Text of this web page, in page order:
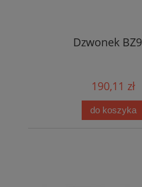
Dzwonek
190,11 zł
do koszyka